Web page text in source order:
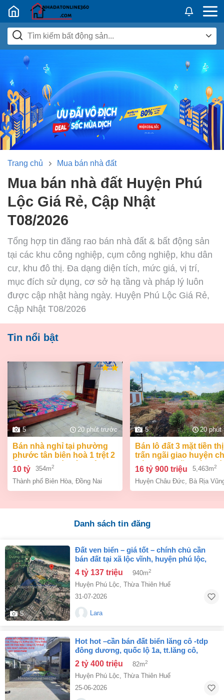
Nhadatban24h.vn
Trang chủ Mua bán nhà đất
Mua bán nhà đất Huyện Phú
Lộc Giá Rẻ, Cập Nhật
T08/2026
Tổng hợp tin đăng rao bán nhà đất & bất động sản
tại các khu công nghiệp, cụm công nghiệp, khu dân
cư, khu đô thị. Đa dạng diện tích, mức giá, vị trí,
mục đích sử dụng, cơ sở hạ tầng và pháp lý luôn
được cập nhật hàng ngày. Huyện Phú Lộc Giá Rẻ,
Cập Nhật T08/2026
Tin nổi bật
5 20 phút trước
bán nhà nghỉ tại phường
phước tân biên hoà 1 trệt 2
lầu 354m2 giá chỉ 10 tỷ
10 tỷ 354m2
Thành phố Biên Hòa Đồng Nai
5 20
bán lô đất 3 mặt tiền thị
trấn ngãi giao huyện
đức bà rịa vũng tàu giá
tỷ 9
16 tỷ 900 triệu 5,463m2
Huyện Châu Đức Bà Rịa
Danh sách tin đăng
5
đất ven biển – giá tốt – chính chủ cần
bán đất tại xã lộc vĩnh, huyện phú lộc,
thành phố huế
4 tỷ 137 triệu 940m2
Huyện Phú Lộc, Thừa Thiên Huế
31-07-2026
Lara
hot hot –cần bán đất biển lăng cô -tdp
đông dương, quốc lộ 1a, tt.lăng cô,
h.phú lộc, thừa thiên huế
2 tỷ 400 triệu 82m2
Huyện Phú Lộc, Thừa Thiên Huế
25-06-2026